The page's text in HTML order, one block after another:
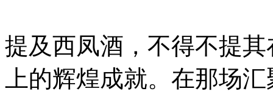
提及西凤酒，不得不提
上的辉煌成就。在那场